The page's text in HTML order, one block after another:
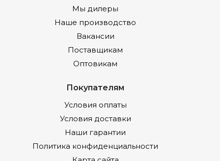
Мы дилеры
Наше производство
Вакансии
Поставщикам
Оптовикам
Покупателям
Условия оплаты
Условия доставки
Наши гарантии
Политика конфиденциальности